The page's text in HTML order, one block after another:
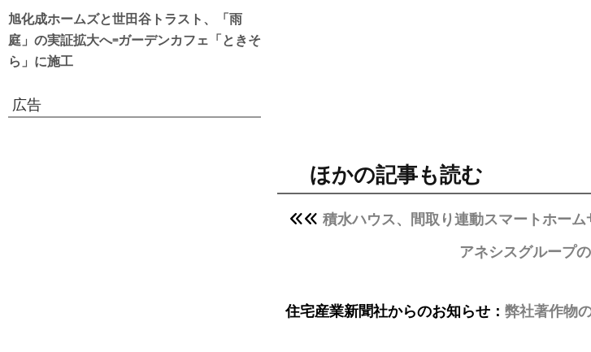
ほかの記事も読む
積水ハウス、間取り連動スマートホー
アネシスグループ
住宅産業新聞社からのお知らせ： 弊社著作物
旭化成ホームズと世田谷トラスト、「雨
庭」の実証拡大へ=ガーデンカフェ「ときそ
ら」に施工
広告